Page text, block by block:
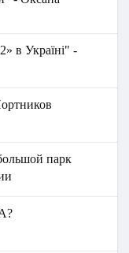
в Україні" -
парк